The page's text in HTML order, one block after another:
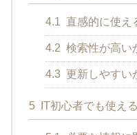
4.1 直感的に使え
4.2 検索性が高い
4.3 更新しやすい
5 IT初心者でも使え